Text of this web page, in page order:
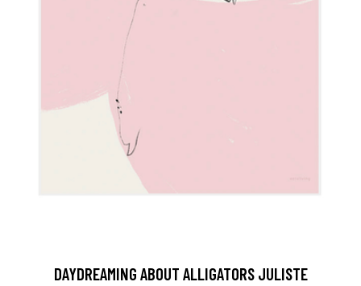
DAYDREAMING ABOUT ALLIGATORS JULISTE